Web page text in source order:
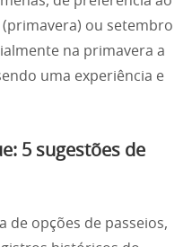
ou setembro
na primavera a
uma experiência e
5 sugestões de
de opções de passeios,